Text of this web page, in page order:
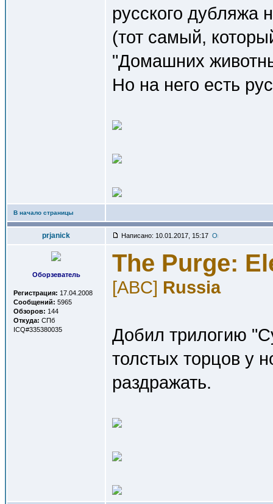
русского дубляжа
(тот самый,
"Домашних
Но на него есть
В начало страницы
prjanick Написано: 10.01.2017, 15:17
Оборзеватель
Регистрация: 17.04.2008
Сообщений: 5965
Обзоров: 144
Откуда: СПб
ICQ#335380035
The Purge:
[ABC] Russia
Добил трилогию
толстых торцов у
раздражать.